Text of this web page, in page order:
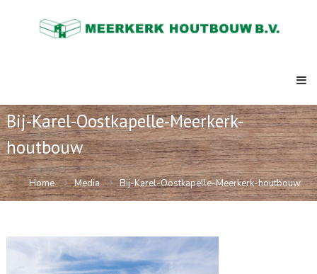
Meerkerk
Houtbouw
de
expert
in
ketenbouw,
strandpaviljoens,
clubhuizen,
semi
permanente
Bij-Karel-Oostkapelle-Meerkerk-
houtbouw
Home Media Bij-Karel-Oostkapelle-Meerkerk-houtbouw